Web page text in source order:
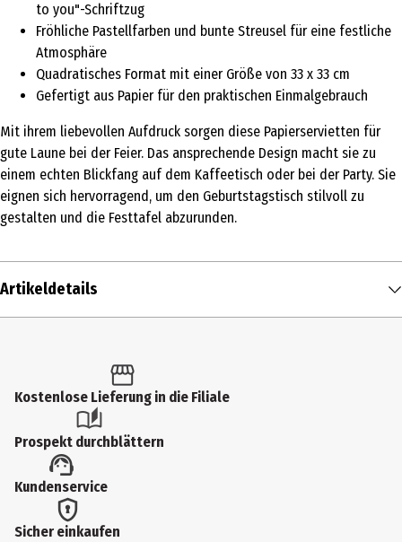
to you"-Schriftzug
Fröhliche Pastellfarben und bunte Streusel für eine festliche
Atmosphäre
Quadratisches Format mit einer Größe von 33 x 33 cm
Gefertigt aus Papier für den praktischen Einmalgebrauch
Mit ihrem liebevollen Aufdruck sorgen diese Papierservietten für
gute Laune bei der Feier. Das ansprechende Design macht sie zu
einem echten Blickfang auf dem Kaffeetisch oder bei der Party. Sie
eignen sich hervorragend, um den Geburtstagstisch stilvoll zu
gestalten und die Festtafel abzurunden.
Artikeldetails
Produkttyp
33 cm
Kostenlose Lieferung in die Filiale
Prospekt durchblättern
Kundenservice
Sicher einkaufen